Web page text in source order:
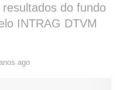
do fundo
INTRAG DTVM
ago